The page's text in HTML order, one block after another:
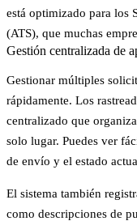
está optimizado para los
(ATS), que muchas
Gestión centralizada de
Gestionar múltiples
rápidamente. Los
centralizado que
solo lugar. Puedes ver
de envío y el estado
El sistema también
como descripciones de